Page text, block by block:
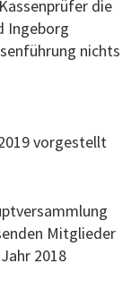
die
Ingeborg
nichts
vorgestellt
Mitglieder
2018